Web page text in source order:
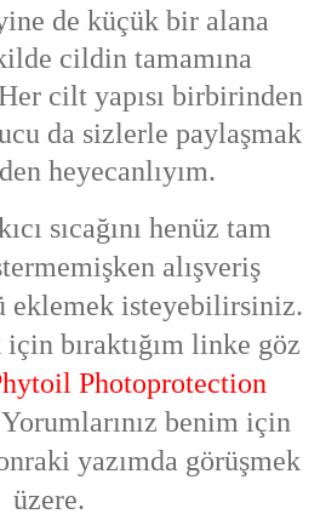
de küçük bir alana
cildin tamamına
cilt yapısı birbirinden
da sizlerle paylaşmak
heyecanlıyım.
sıcağını henüz tam
alışveriş
eklemek isteyebilirsiniz.
bıraktığım linke göz
Photoprotection
Yorumlarınız benim için
yazımda görüşmek
üzere.